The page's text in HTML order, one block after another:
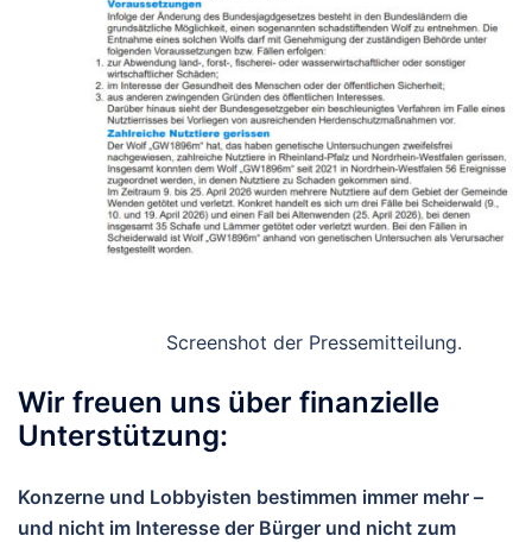
Screenshot der Pressemitteilung.
Wir freuen uns über finanzielle
Unterstützung:
Konzerne und Lobbyisten bestimmen immer mehr –
und nicht im Interesse der Bürger und nicht zum